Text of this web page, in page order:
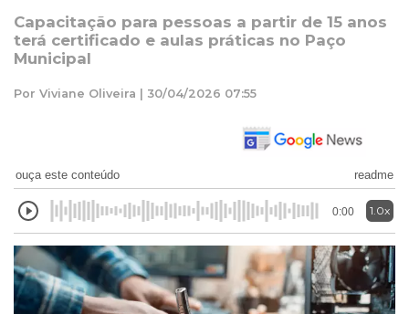
Capacitação para pessoas a partir de 15 anos
terá certificado e aulas práticas no Paço
Municipal
Por Viviane Oliveira | 30/04/2026 07:55
ouça este conteúdo readme
0:00 1.0x